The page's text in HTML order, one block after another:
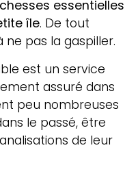
essentielles
île. De tout
pas la gaspiller.
est un service
assuré dans
peu nombreuses
le passé, être
de leur